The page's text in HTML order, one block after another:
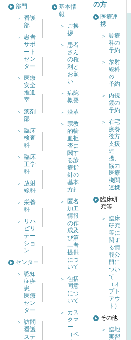
部門
看護
部
患者
サポ
ート
セン
ター
医療
安全
推進
室
薬剤
部
臨床
検査
科
臨床
工学
科
放射
線科
栄養
科
リハ
ビリ
テー
ショ
ン
センター
認知
症疾
患
医療
セン
ター
訪問
看護
ステ
基本情
報
ご挨
拶
患者
さん
の権
利と
お願
い
病院
概要
沿革
宗教
的輸
血拒
否に
関す
る診
療指
針の
基本
方針
匿名
加工
情報
の作
成及
び第
三者
提供
につ
いて
包括
同意
につ
いて
カス
タマ
ー
（ペ
の方
医療連
携
診療
科の
予約
放射
線科
の
予約
内視
鏡の
予約
在宅
療養
後方
支援
連
携、
協力
医療
機関
連携
臨床研
究等
臨床
研究
等に
関す
る情
報公
開に
つい
て
（オ
プト
アウ
ト）
その他
臨地
実習